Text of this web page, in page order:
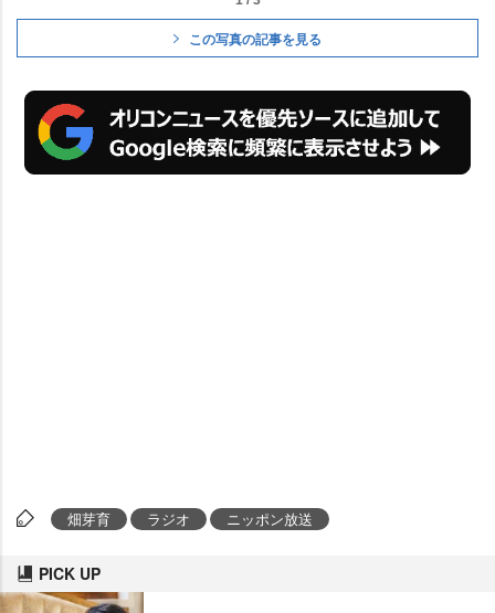
この写真の記事を見る
畑芽育 ラジオ ニッポン放送
PICK UP